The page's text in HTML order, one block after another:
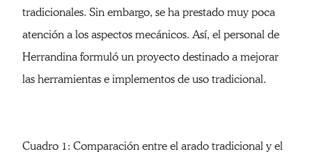
tradicionales. Sin embargo, se ha prestado muy poca
atención a los aspectos mecánicos. Así, el personal de
Herrandina formuló un proyecto destinado a mejorar
las herramientas e implementos de uso tradicional.
Cuadro 1: Comparación entre el arado tradicional y el